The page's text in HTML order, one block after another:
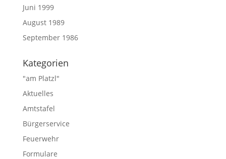
Juni 1999
August 1989
September 1986
Kategorien
"am Platzl"
Aktuelles
Amtstafel
Bürgerservice
Feuerwehr
Formulare